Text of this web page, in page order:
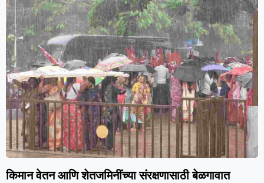
किमान वेतन आणि शेतजमिनींच्या संरक्षणासाठी बेळगावात